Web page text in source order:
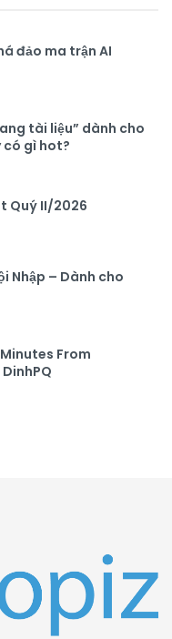
đảo ma trận AI
tài liệu” dành cho
có gì hot?
Quý II/2026
Nhập – Dành cho
From